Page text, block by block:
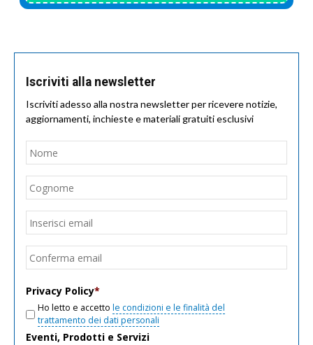
Iscriviti alla newsletter
Iscriviti adesso alla nostra newsletter per ricevere notizie,
aggiornamenti, inchieste e materiali gratuiti esclusivi
Nome
Email
Privacy Policy*
Ho letto e accetto le condizioni e le finalità del
trattamento dei dati personali
Eventi, Prodotti e Servizi